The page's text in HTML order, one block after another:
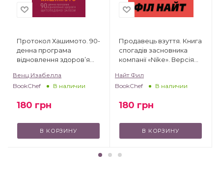
Протокол Хашимото. 90-
денна програма
відновлення здоров’я
Венц Изабелла
BookChef
В наличии
180 грн
В КОРЗИНУ
Продавець взуття. Книга
спогадів засновника
компанії «Nike». Версія
Найт Фил
BookChef
В наличии
180 грн
В КОРЗИНУ